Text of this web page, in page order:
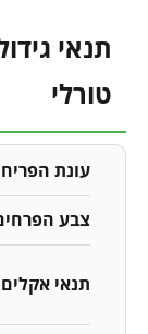
תנאי
טורלי
עונת
צבע
תנאי אקלים